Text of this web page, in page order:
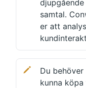
samtal.
er att
Du
kunna